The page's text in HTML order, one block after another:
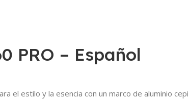
PRO – Español
el estilo y la esencia con un marco de aluminio